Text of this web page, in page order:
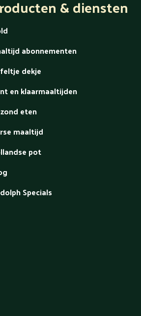
& diensten
abonnementen
dekje
en klaarmaaltijden
eten
maaltijd
pot
Specials